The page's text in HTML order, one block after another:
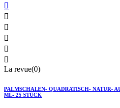






La revue(0)
PALMSCHALEN- QUADRATISCH- NATUR-
ML- 25 STÜCK